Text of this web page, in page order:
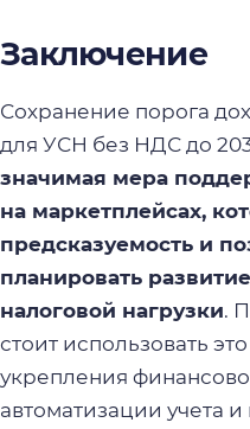
Заключение
Сохранение порога
для УСН без НДС до
значимая мера
на маркетплейсах,
предсказуемость и
планировать
налоговой нагрузки.
стоит использовать
укрепления
автоматизации учета